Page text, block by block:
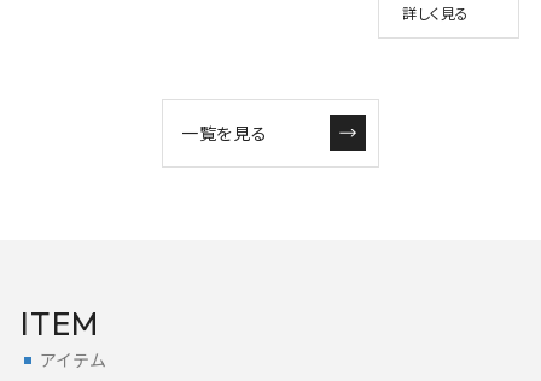
詳しく見る
一覧を見る
ITEM
アイテム